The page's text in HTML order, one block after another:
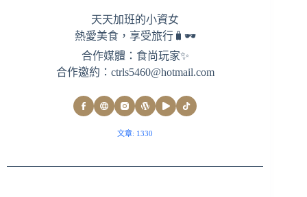
天天加班的小資女
熱愛美食，享受旅行🧳🕶
合作媒體：食尚玩家✨
合作邀約： ctrls5460@hotmail.com
文章: 1330